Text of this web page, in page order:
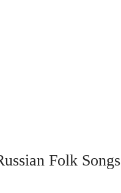
Folk Songs